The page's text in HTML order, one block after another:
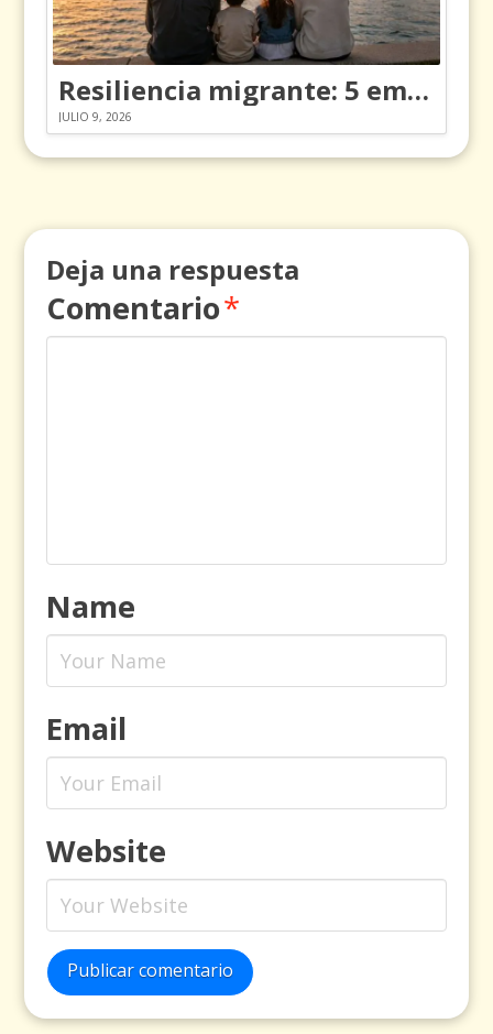
Resiliencia migrante: 5 emociones y cómo gestionarlas
JULIO 9, 2026
Deja una respuesta
Comentario*
Name
Email
Website
Publicar comentario